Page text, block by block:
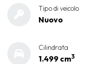
Tipo di veicolo
Nuovo
Cilindrata
1.499 cm3